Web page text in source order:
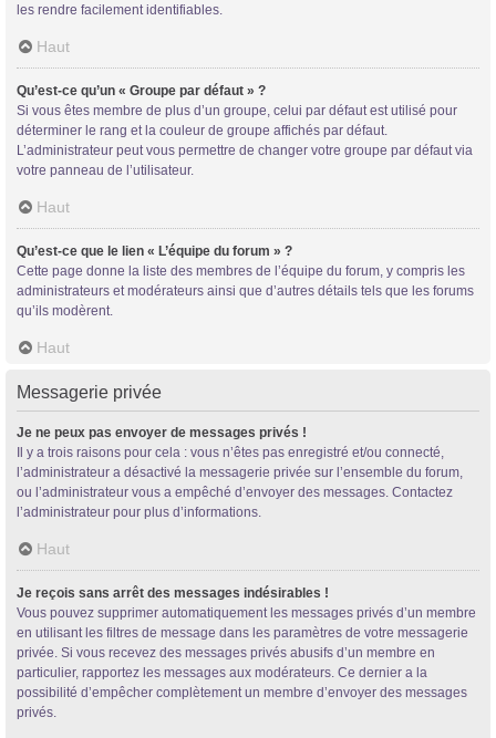
les rendre facilement identifiables.
Haut
Qu’est-ce qu’un « Groupe par défaut » ?
Si vous êtes membre de plus d’un groupe, celui par défaut est utilisé pour
déterminer le rang et la couleur de groupe affichés par défaut.
L’administrateur peut vous permettre de changer votre groupe par défaut via
votre panneau de l’utilisateur.
Haut
Qu’est-ce que le lien « L’équipe du forum » ?
Cette page donne la liste des membres de l’équipe du forum, y compris les
administrateurs et modérateurs ainsi que d’autres détails tels que les forums
qu’ils modèrent.
Haut
Messagerie privée
Je ne peux pas envoyer de messages privés !
Il y a trois raisons pour cela : vous n’êtes pas enregistré et/ou connecté,
l’administrateur a désactivé la messagerie privée sur l’ensemble du forum,
ou l’administrateur vous a empêché d’envoyer des messages. Contactez
l’administrateur pour plus d’informations.
Haut
Je reçois sans arrêt des messages indésirables !
Vous pouvez supprimer automatiquement les messages privés d’un membre
en utilisant les filtres de message dans les paramètres de votre messagerie
privée. Si vous recevez des messages privés abusifs d’un membre en
particulier, rapportez les messages aux modérateurs. Ce dernier a la
possibilité d’empêcher complètement un membre d’envoyer des messages
privés.